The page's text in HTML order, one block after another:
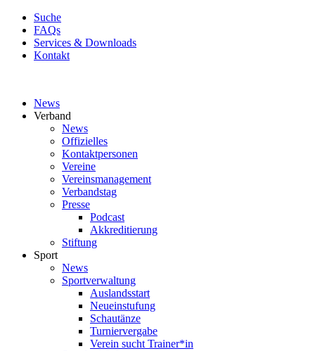
Suche
FAQs
Services & Downloads
Kontakt
News
Verband
News
Offizielles
Kontaktpersonen
Vereine
Vereinsmanagement
Verbandstag
Presse
Podcast
Akkreditierung
Stiftung
Sport
News
Sportverwaltung
Auslandsstart
Neueinstufung
Schautänze
Turniervergabe
Verein sucht Trainer*in